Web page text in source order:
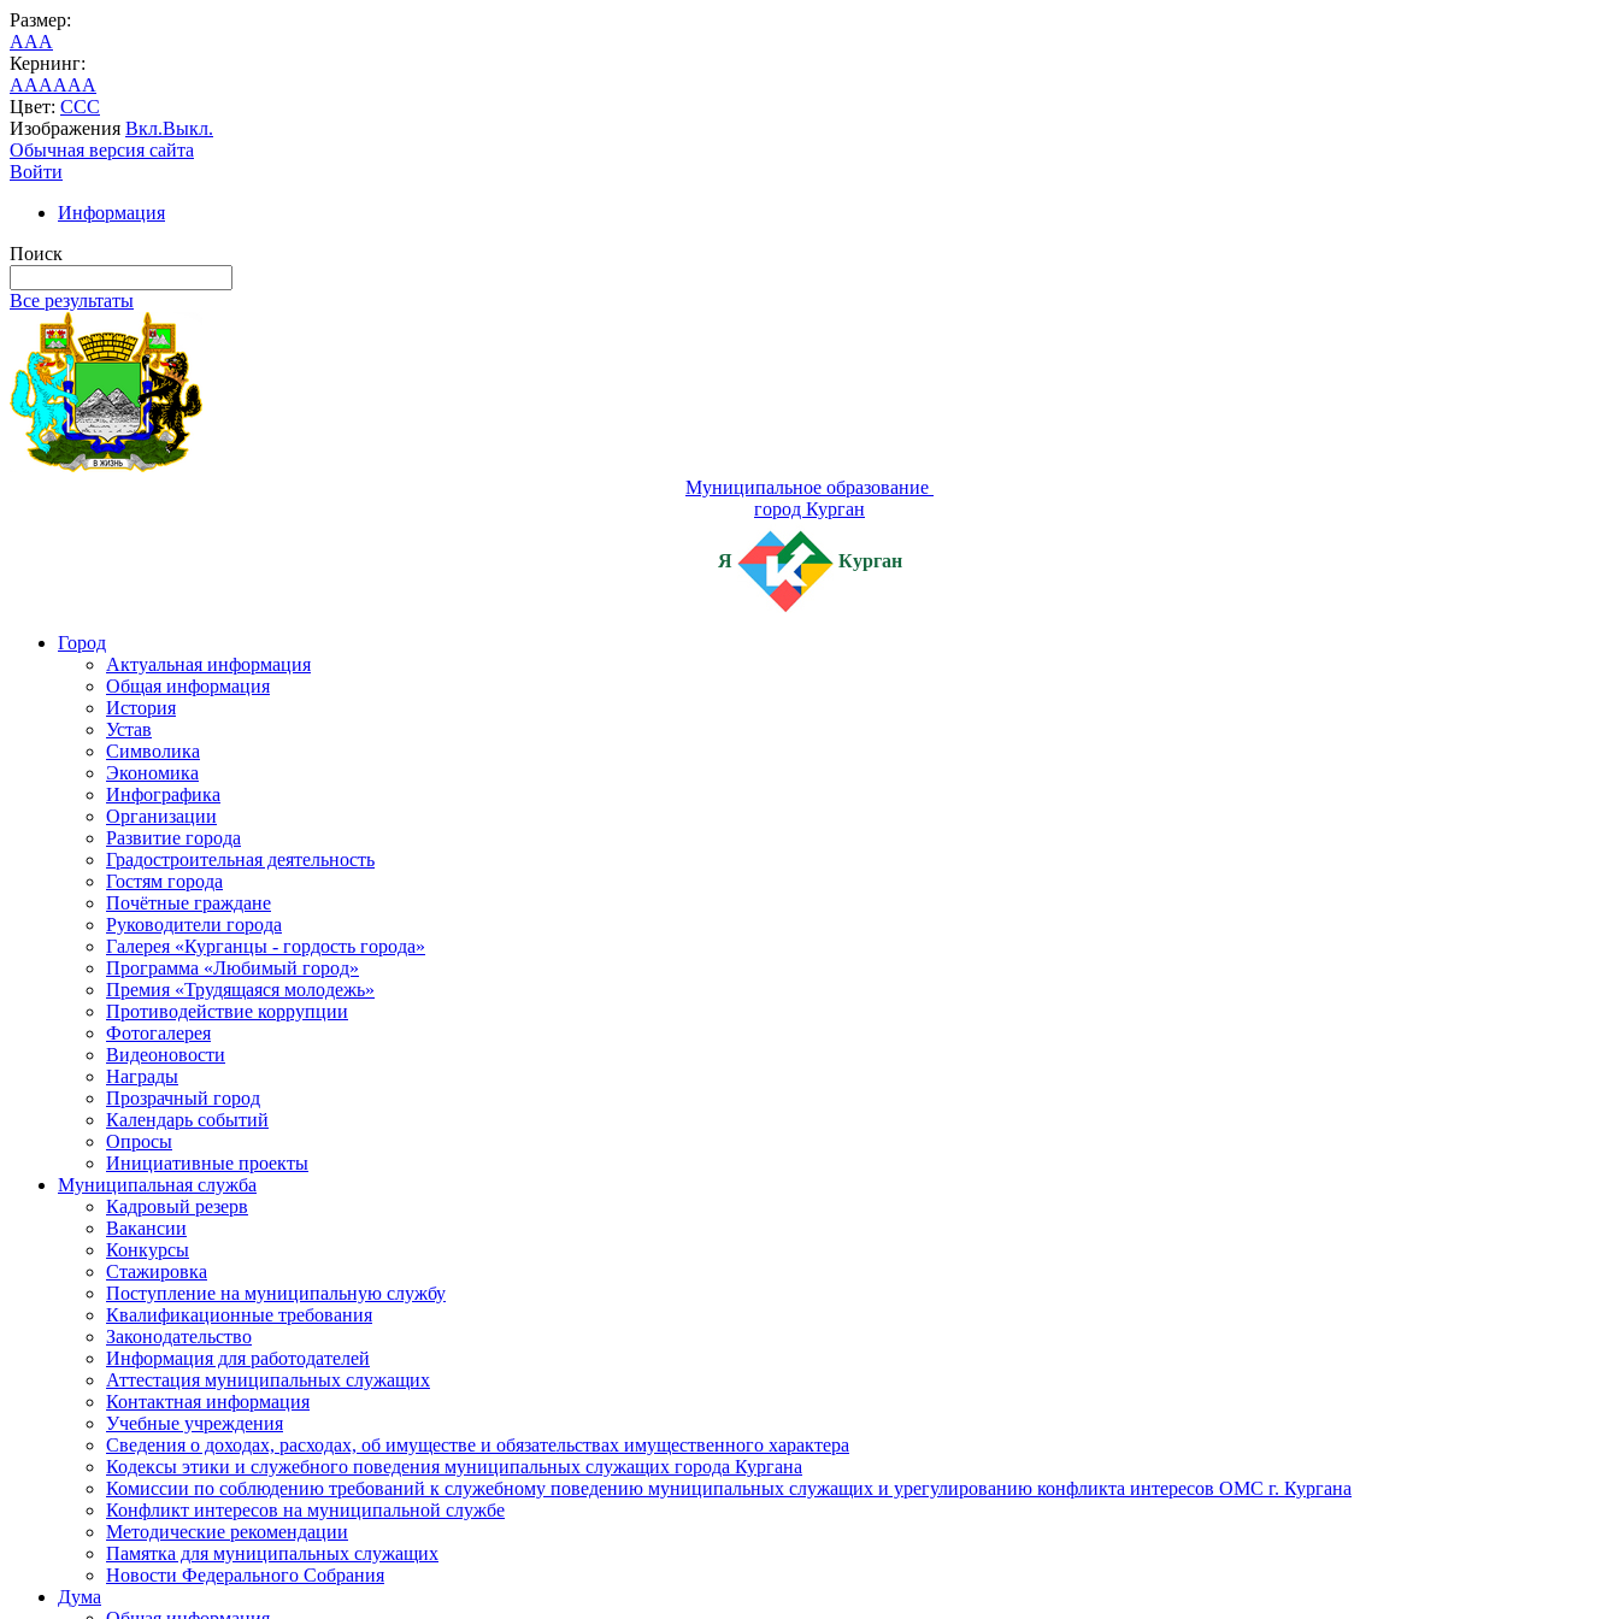
Размер:
AAA
Кернинг:
AAAAAA
Цвет: CCC
Изображения Вкл.Выкл.
Обычная версия сайта
Войти
Информация
Поиск
Все результаты
Муниципальное образование
город Курган
Я Курган
Город
Актуальная информация
Общая информация
История
Устав
Символика
Экономика
Инфографика
Организации
Развитие города
Градостроительная деятельность
Гостям города
Почётные граждане
Руководители города
Галерея «Курганцы - гордость города»
Программа «Любимый город»
Премия «Трудящаяся молодежь»
Противодействие коррупции
Фотогалерея
Видеоновости
Награды
Прозрачный город
Календарь событий
Опросы
Инициативные проекты
Муниципальная служба
Кадровый резерв
Вакансии
Конкурсы
Стажировка
Поступление на муниципальную службу
Квалификационные требования
Законодательство
Информация для работодателей
Аттестация муниципальных служащих
Контактная информация
Учебные учреждения
Сведения о доходах, расходах, об имуществе и обязательствах имущественного характера
Кодексы этики и служебного поведения муниципальных служащих города Кургана
Комиссии по соблюдению требований к служебному поведению муниципальных служащих и урегулированию конфликта интересов ОМС г. Кургана
Конфликт интересов на муниципальной службе
Методические рекомендации
Памятка для муниципальных служащих
Новости Федерального Cобрания
Дума